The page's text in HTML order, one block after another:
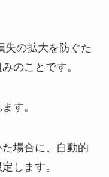
失の拡大を防ぐた
のことです。
す。
場合に、自動的
します。